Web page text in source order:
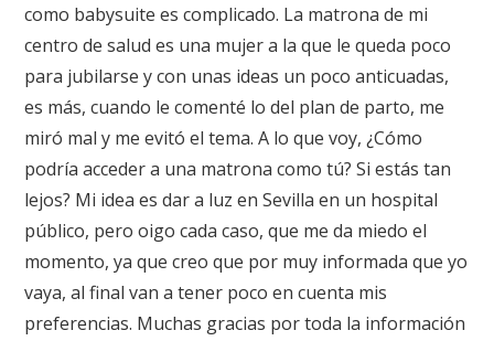
como babysuite es complicado. La matrona de mi
centro de salud es una mujer a la que le queda poco
para jubilarse y con unas ideas un poco anticuadas,
es más, cuando le comenté lo del plan de parto, me
miró mal y me evitó el tema. A lo que voy, ¿Cómo
podría acceder a una matrona como tú? Si estás tan
lejos? Mi idea es dar a luz en Sevilla en un hospital
público, pero oigo cada caso, que me da miedo el
momento, ya que creo que por muy informada que yo
vaya, al final van a tener poco en cuenta mis
preferencias. Muchas gracias por toda la información